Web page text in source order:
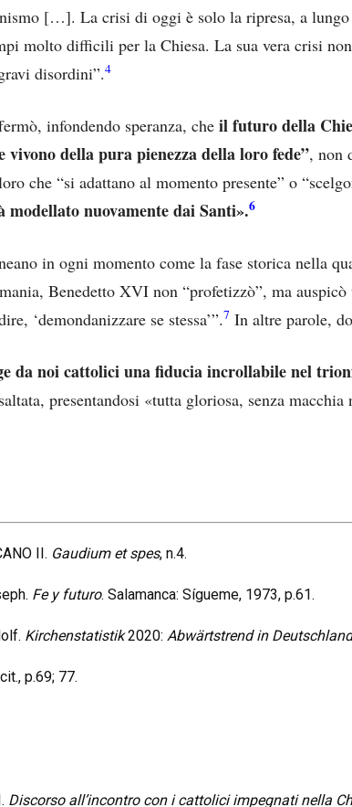
[…]. La crisi di oggi è solo la ripresa, a
molto difficili per la Chiesa. La sua vera crisi
disordini”.4
infondendo speranza, che il futuro della
vivono della pura pienezza della loro fede”, non
che “si adattano al momento presente” o
modellato nuovamente dai Santi».6
in ogni momento come la fase storica nella
Benedetto XVI non “profetizzò”, ma
‘demondanizzare se stessa’”.7 In altre parole,
da noi cattolici una fiducia incrollabile nel
presentandosi «tutta gloriosa, senza
II. Gaudium et spes, n.4.
Fe y futuro. Salamanca: Sígueme, 1973, p.61.
Kirchenstatistik2020: Abwärtstrend in
p.69; 77.
Discorso all’incontro con i cattolici impegnati nella